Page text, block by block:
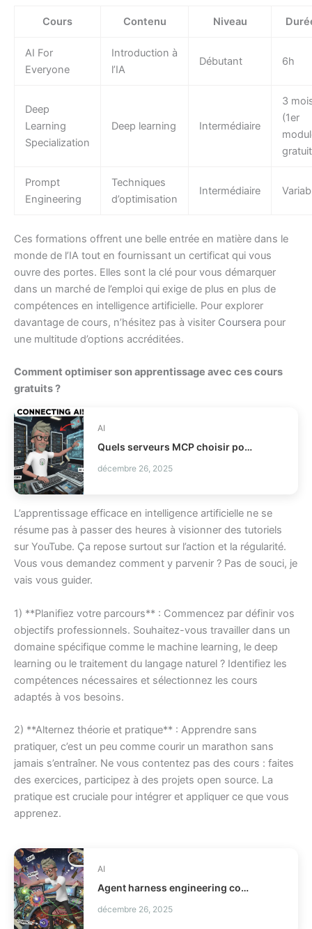
Cours Contenu Niveau
AI For
Everyone
Introduction à
l’IA
Débutant 6h
Deep
Learning
Specialization
Deep learning Intermédiaire
3
(1er
Prompt
Engineering
Techniques
d’optimisation
Intermédiaire
Ces formations offrent une belle entrée en matière dans le
monde de l’IA tout en fournissant un certificat qui vous
ouvre des portes. Elles sont la clé pour vous démarquer
dans un marché de l’emploi qui exige de plus en plus de
compétences en intelligence artificielle. Pour explorer
davantage de cours, n’hésitez pas à visiter Coursera pour
une multitude d’options accréditées.
Comment optimiser son apprentissage avec ces cours
gratuits ?
AI
Quels serveurs MCP choisir pour vos agents IA ?
décembre 26, 2025
L’apprentissage efficace en intelligence artificielle ne se
résume pas à passer des heures à visionner des tutoriels
sur YouTube. Ça repose surtout sur l’action et la régularité.
Vous vous demandez comment y parvenir ? Pas de souci, je
vais vous guider.
1) **Planifiez votre parcours** : Commencez par définir vos
objectifs professionnels. Souhaitez-vous travailler dans un
domaine spécifique comme le machine learning, le deep
learning ou le traitement du langage naturel ? Identifiez les
compétences nécessaires et sélectionnez les cours
adaptés à vos besoins.
2) **Alternez théorie et pratique** : Apprendre sans
pratiquer, c’est un peu comme courir un marathon sans
jamais s’entraîner. Ne vous contentez pas des cours : faites
des exercices, participez à des projets open source. La
pratique est cruciale pour intégrer et appliquer ce que vous
apprenez.
AI
Agent harness engineering comment fiabiliser vos agents IA ?
décembre 26, 2025